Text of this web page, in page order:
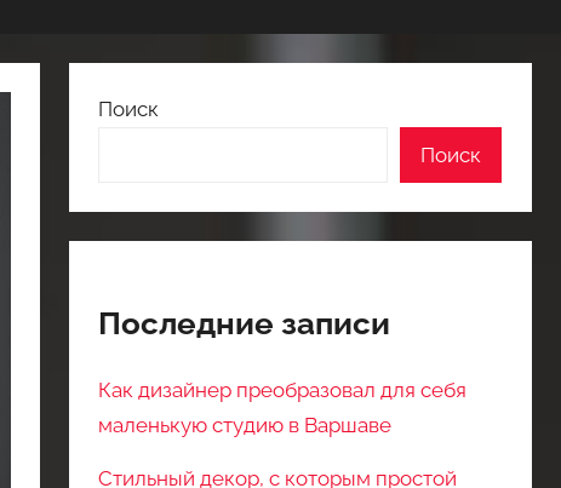
Поиск
Поиск
Последние записи
Как дизайнер преобразовал для себя
маленькую студию в Варшаве
Стильный декор, с которым простой